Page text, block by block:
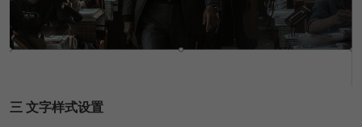
三 文字样式设置